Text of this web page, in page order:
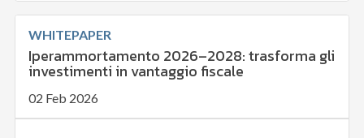
WHITEPAPER
Iperammortamento 2026–2028: trasforma gli
investimenti in vantaggio fiscale
02 Feb 2026